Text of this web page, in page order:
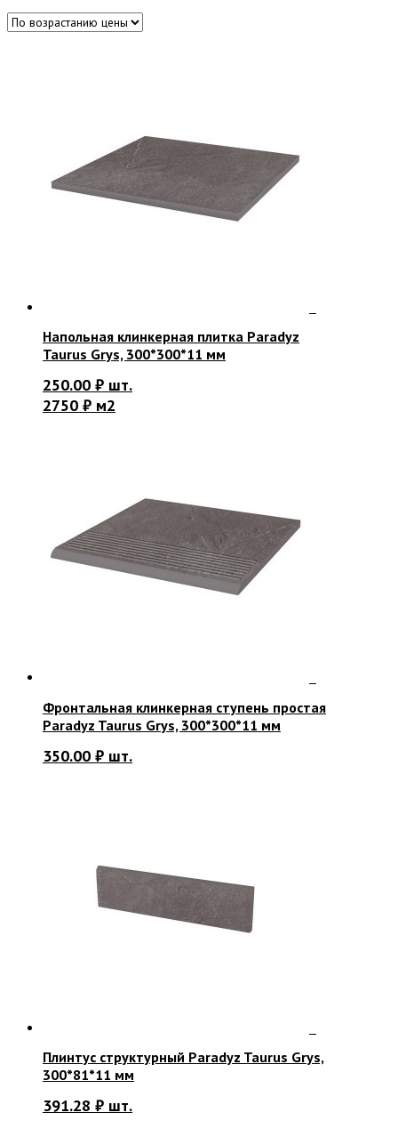
Напольная клинкерная плитка Paradyz
Taurus Grys, 300*300*11 мм
250.00 ₽ шт.
2750 ₽ м2
Фронтальная клинкерная ступень простая
Paradyz Taurus Grys, 300*300*11 мм
350.00 ₽ шт.
Плинтус структурный Paradyz Taurus Grys,
300*81*11 мм
391.28 ₽ шт.